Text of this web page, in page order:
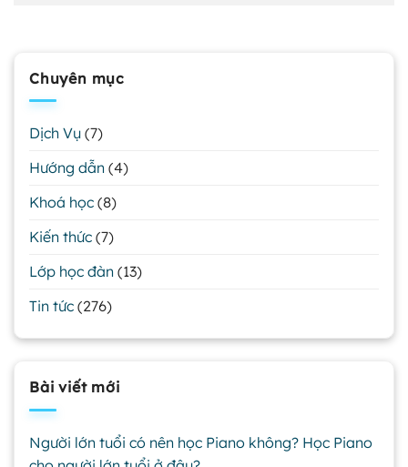
Chuyên mục
Dịch Vụ (7)
Hướng dẫn (4)
Khoá học (8)
Kiến thức (7)
Lớp học đàn (13)
Tin tức (276)
Bài viết mới
Người lớn tuổi có nên học Piano không? Học Piano